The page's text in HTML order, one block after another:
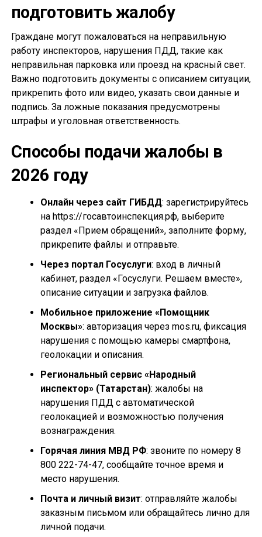
подготовить жалобу
Граждане могут пожаловаться на неправильную
работу инспекторов, нарушения ПДД, такие как
неправильная парковка или проезд на красный свет.
Важно подготовить документы с описанием ситуации,
прикрепить фото или видео, указать свои данные и
подпись. За ложные показания предусмотрены
штрафы и уголовная ответственность.
Способы подачи жалобы в
2026 году
Онлайн через сайт ГИБДД: зарегистрируйтесь
на https://госавтоинспекция.рф, выберите
раздел «Прием обращений», заполните форму,
прикрепите файлы и отправьте.
Через портал Госуслуги: вход в личный
кабинет, раздел «Госуслуги. Решаем вместе»,
описание ситуации и загрузка файлов.
Мобильное приложение «Помощник
Москвы»: авторизация через mos.ru, фиксация
нарушения с помощью камеры смартфона,
геолокации и описания.
Региональный сервис «Народный
инспектор» (Татарстан): жалобы на
нарушения ПДД с автоматической
геолокацией и возможностью получения
вознаграждения.
Горячая линия МВД РФ: звоните по номеру 8
800 222-74-47, сообщайте точное время и
место нарушения.
Почта и личный визит: отправляйте жалобы
заказным письмом или обращайтесь лично для
личной подачи.